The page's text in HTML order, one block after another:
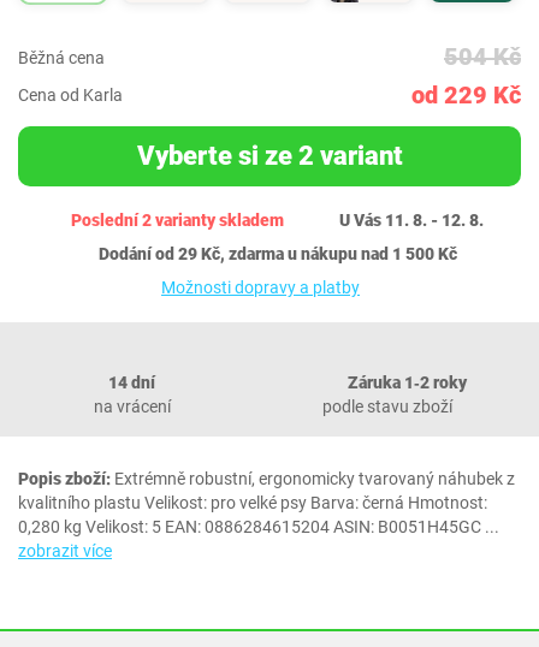
Běžná cena 504 Kč
Cena od Karla od 229 Kč
Vyberte si ze 2 variant
Poslední 2 varianty skladem
U Vás 11. 8. - 12. 8.
Dodání od 29 Kč, zdarma u nákupu nad 1 500 Kč
Možnosti dopravy a platby
14 dní
na vrácení
Záruka 1‐2 roky
podle stavu zboží
Popis zboží: Extrémně robustní, ergonomicky tvarovaný náhubek z
kvalitního plastu Velikost: pro velké psy Barva: černá Hmotnost:
0,280 kg Velikost: 5 EAN: 0886284615204 ASIN: B0051H45GC ...
zobrazit více